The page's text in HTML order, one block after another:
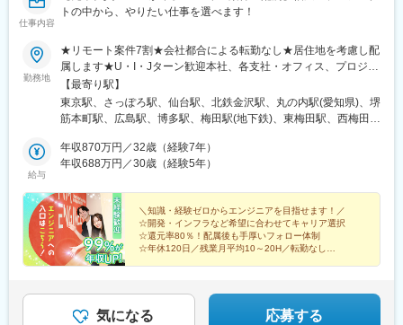
小川町駅(東京都)、弁天橋駅、三田駅(東京都)
仕事内容
トの中から、やりたい仕事を選べます！
勤務地
★リモート案件7割★会社都合による転勤なし★居住地を考慮し配
属します★U・I・Jターン歓迎本社、各支社・オフィス、プロジェ
クト先※プロジェクトによりリモートあり（業務に慣れれば、フル
リモート・完全在宅・テレワークの可能性もあり）＜勤務地＞北
海道、宮城、福島、東京、神奈川、埼玉、千葉、石川、愛知、静
島、福岡、熊本【本社】東京都千代田区丸の内二丁目6-1 丸の内
パークビルディング6階【支社・オフィス】北海道支社、東北支
ス、広島支社、九州支社、北九州オフィス、熊本オフィス※各支社
の住所詳細は、下記「勤務地一覧」をご参照ください※受動喫煙対
策あり＜本社・北海道支社ともに拡大移転を実施！＞業績好調に
伴い、組織規模・事業領域ともに拡大を続けている当社。2024年
6月には本社を「丸の内」へ移転し、さらに2026年4月には北海道
るため、安心感を持ちながら長期的なキャリア形成を実現できま
す。
【最寄り駅】
東京駅、さっぽろ駅、仙台駅、北鉄金沢駅、丸の内駅(愛知県)、堺
筋本町駅、広島駅、博多駅、梅田駅(地下鉄)、東梅田駅、西梅田
島南方駅、京橋駅(大阪府)、南森町駅、中之島駅、呉服町駅(福岡
県)、中洲川端駅、千代県庁口駅、馬出九大病院前駅、祇園駅(福岡
駅、薬院大通駅、六本松駅、別府駅(福岡県)、西新駅、藤崎駅(福
岡県)、香椎駅、西鉄香椎駅、箱崎駅、箱崎九大前駅、箱崎宮前
駅、小倉駅(福岡県)、平和通駅、戸畑駅、九州工大前駅、スペース
ワールド駅、黒崎駅、黒崎駅前駅、折尾駅、中村公園駅、大須観
音駅、刈谷駅、新豊田駅、三河安城駅、富山駅、福井城址大名町
駅(阪急線)、北新地駅、大阪梅田駅(阪神線)、なにわ橋駅、大阪難
波駅、鴫野駅、大阪天満宮駅、渡辺橋駅、櫛田神社前駅、桜坂
給与
年収870万円／32歳（経験7年）
年収688万円／30歳（経験5年）
＼知識・経験ゼロからエンジニアを目指せます！／
☆開発・インフラなど希望に合わせてキャリア選択
☆還元率80％！配属後も手厚いフォロー体制
☆年休120日／残業月平均10～20H／転勤なし
気になる 応募する